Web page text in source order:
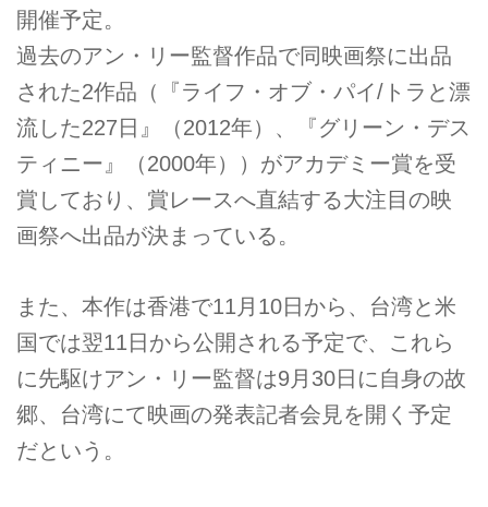
開催予定。
過去のアン・リー監督作品で同映画祭に出品
された2作品（『ライフ・オブ・パイ/トラと漂
流した227日』（2012年）、『グリーン・デス
ティニー』（2000年））がアカデミー賞を受
賞しており、賞レースへ直結する大注目の映
画祭へ出品が決まっている。
また、本作は香港で11月10日から、台湾と米
国では翌11日から公開される予定で、これら
に先駆けアン・リー監督は9月30日に自身の故
郷、台湾にて映画の発表記者会見を開く予定
だという。